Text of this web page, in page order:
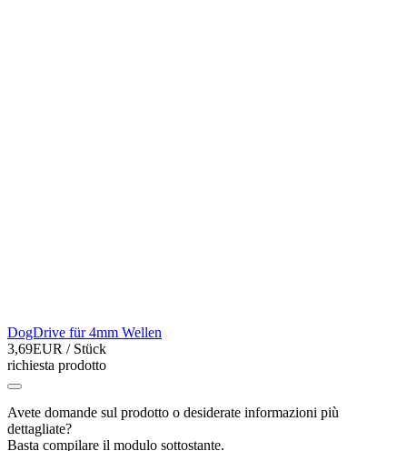
DogDrive für 4mm Wellen
3,69EUR / Stück
richiesta prodotto
Avete domande sul prodotto o desiderate informazioni più
dettagliate?
Basta compilare il modulo sottostante.